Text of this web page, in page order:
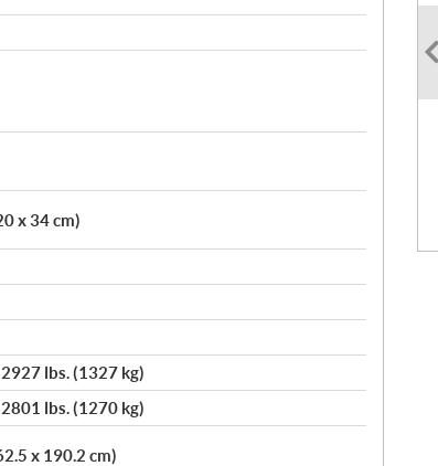
x 34 cm)
lbs. (1327 kg)
lbs. (1270 kg)
x 190.2 cm)